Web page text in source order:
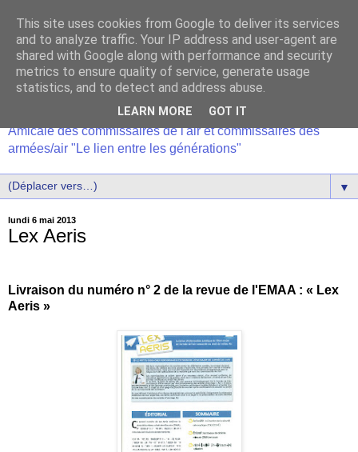
Amicale des commissaires de l'air et commissaires des
armées/air "Le lien entre les générations"
▼
lundi 6 mai 2013
Lex Aeris
Livraison du numéro n° 2 de la revue de l'EMAA : « Lex
Aeris »
This site uses cookies from Google to deliver its services
and to analyze traffic. Your IP address and user-agent are
shared with Google along with performance and security
metrics to ensure quality of service, generate usage
statistics, and to detect and address abuse.
LEARN MORE GOT IT